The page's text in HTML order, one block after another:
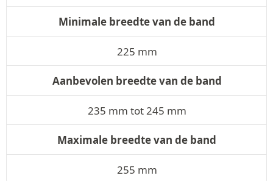
Minimale breedte van de band
225 mm
Aanbevolen breedte van de band
235 mm tot 245 mm
Maximale breedte van de band
255 mm